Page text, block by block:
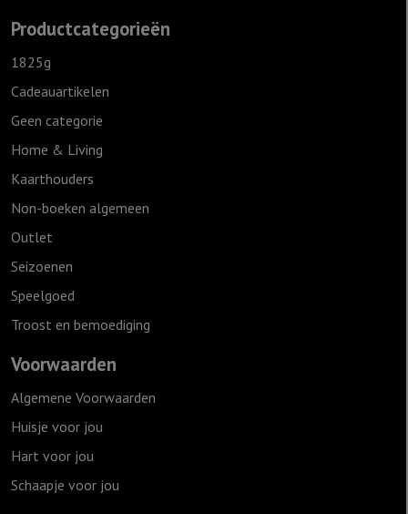
Productcategorieën
1825g
Cadeauartikelen
Geen categorie
Home & Living
Kaarthouders
Non-boeken algemeen
Outlet
Seizoenen
Speelgoed
Troost en bemoediging
Voorwaarden
Algemene Voorwaarden
Huisje voor jou
Hart voor jou
Schaapje voor jou